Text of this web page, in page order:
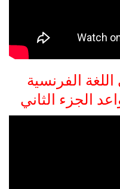
اللغة الفرنسية
الجزء الثاني